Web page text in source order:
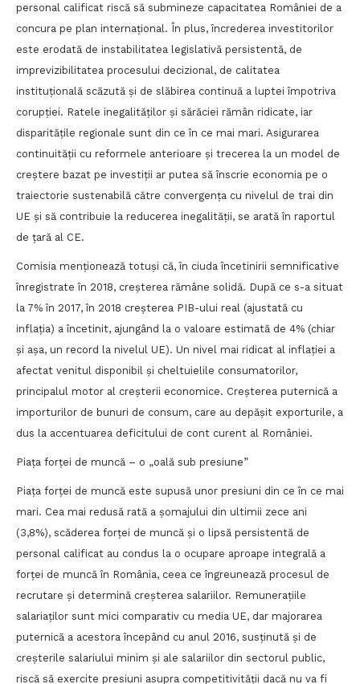
personal calificat riscă să submineze capacitatea României de a
concura pe plan internațional. În plus, încrederea investitorilor
este erodată de instabilitatea legislativă persistentă, de
imprevizibilitatea procesului decizional, de calitatea
instituțională scăzută și de slăbirea continuă a luptei împotriva
corupției. Ratele inegalităților și sărăciei rămân ridicate, iar
disparitățile regionale sunt din ce în ce mai mari. Asigurarea
continuității cu reformele anterioare și trecerea la un model de
creștere bazat pe investiții ar putea să înscrie economia pe o
traiectorie sustenabilă către convergența cu nivelul de trai din
UE și să contribuie la reducerea inegalității, se arată în raportul
de țară al CE.
Comisia menționează totuși că, în ciuda încetinirii semnificative
înregistrate în 2018, creșterea rămâne solidă. După ce s-a situat
la 7% în 2017, în 2018 creșterea PIB-ului real (ajustată cu
inflația) a încetinit, ajungând la o valoare estimată de 4% (chiar
și așa, un record la nivelul UE). Un nivel mai ridicat al inflației a
afectat venitul disponibil și cheltuielile consumatorilor,
principalul motor al creșterii economice. Creșterea puternică a
importurilor de bunuri de consum, care au depășit exporturile, a
dus la accentuarea deficitului de cont curent al României.
Piața forței de muncă – o „oală sub presiune”
Piața forței de muncă este supusă unor presiuni din ce în ce mai
mari. Cea mai redusă rată a șomajului din ultimii zece ani
(3,8%), scăderea forței de muncă și o lipsă persistentă de
personal calificat au condus la o ocupare aproape integrală a
forței de muncă în România, ceea ce îngreunează procesul de
recrutare și determină creșterea salariilor. Remunerațiile
salariaților sunt mici comparativ cu media UE, dar majorarea
puternică a acestora începând cu anul 2016, susținută și de
creșterile salariului minim și ale salariilor din sectorul public,
riscă să exercite presiuni asupra competitivității dacă nu va fi